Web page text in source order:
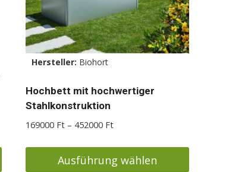
Hersteller: Biohort
Hochbett mit hochwertiger
Stahlkonstruktion
169000 Ft – 452000 FtPreisspanne:
452000 Ft
Ausführung wählen